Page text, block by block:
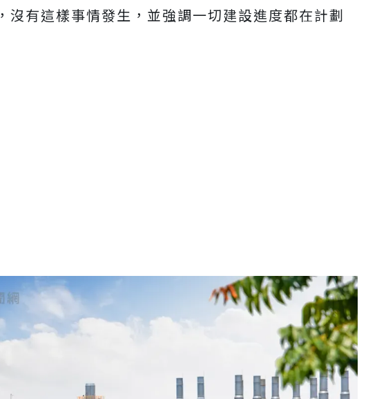
沒有這樣事情發生，並強調一切建設進度都在計劃